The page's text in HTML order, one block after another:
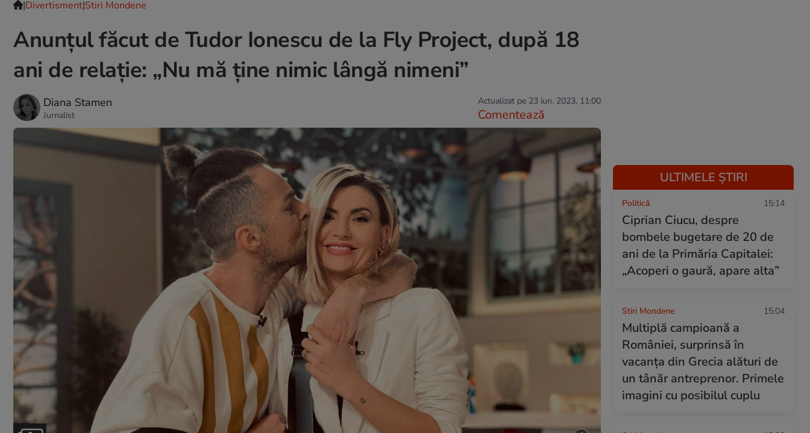
|Divertisment|Stiri Mondene
Anunțul făcut de Tudor Ionescu de la Fly Project, după 18
ani de relație: „Nu mă ține nimic lângă nimeni”
Diana Stamen
Jurnalist
Actualizat pe 23 iun. 2023, 11:00
Comentează
ULTIMELE ȘTIRI
Politică 15:14
Ciprian Ciucu, despre
bombele bugetare de 20 de
ani de la Primăria Capitalei:
„Acoperi o gaură, apare alta”
Stiri Mondene 15:04
Multiplă campioană a
României, surprinsă în
vacanța din Grecia alături de
un tânăr antreprenor. Primele
imagini cu posibilul cuplu